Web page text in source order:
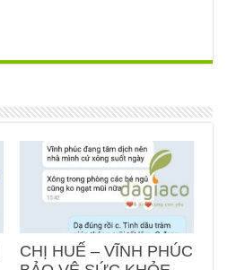
CHỊ HUẾ – VĨNH PHÚC